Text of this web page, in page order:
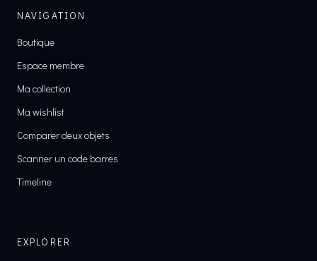
NAVIGATION
Boutique
Espace membre
Ma collection
Ma wishlist
Comparer deux objets
Scanner un code barres
Timeline
EXPLORER